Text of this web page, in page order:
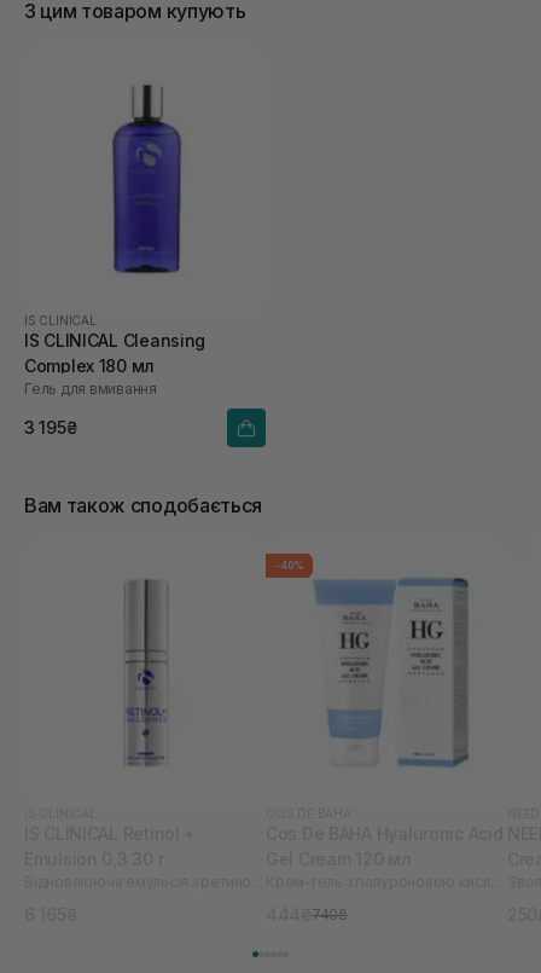
З цим товаром купують
IS CLINICAL
IS CLINICAL Cleansing
Complex 180 мл
Гель для вмивання
3 195₴
Вам також сподобається
-40%
740₴